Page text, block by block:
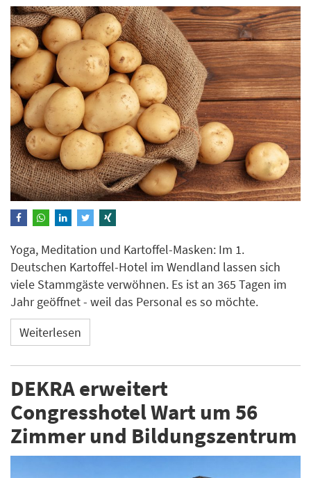
Yoga, Meditation und Kartoffel-Masken: Im 1.
Deutschen Kartoffel-Hotel im Wendland lassen sich
viele Stammgäste verwöhnen. Es ist an 365 Tagen im
Jahr geöffnet - weil das Personal es so möchte.
Weiterlesen
DEKRA erweitert
Congresshotel Wart um 56
Zimmer und Bildungszentrum